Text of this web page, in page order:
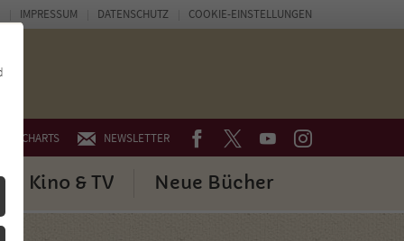
CHARTS NEWSLETTER FACEBOOKTWITTERYOUTUBEINSTAGRAM
Kino & TV Neue Bücher
IMPRESSUM DATENSCHUTZ COOKIE-EINSTELLUNGEN